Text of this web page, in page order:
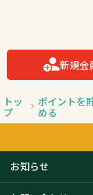
新規会
トッ
プ
ポイントを
める
お知らせ